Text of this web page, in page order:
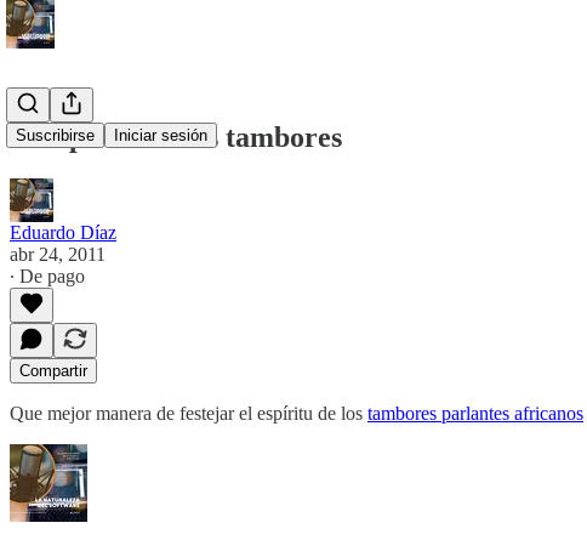
Suscribirse Iniciar sesión
El espíritu de los tambores
Eduardo Díaz
abr 24, 2011
∙ De pago
Compartir
Que mejor manera de festejar el espíritu de los tambores parlantes africanos